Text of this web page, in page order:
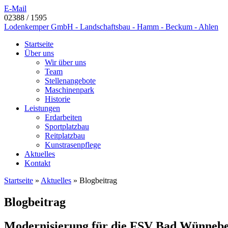
E-Mail
02388 / 1595
Lodenkemper GmbH - Landschaftsbau - Hamm - Beckum - Ahlen
Startseite
Über uns
Wir über uns
Team
Stellenangebote
Maschinenpark
Historie
Leistungen
Erdarbeiten
Sportplatzbau
Reitplatzbau
Kunstrasenpflege
Aktuelles
Kontakt
Startseite » Aktuelles » Blogbeitrag
Blogbeitrag